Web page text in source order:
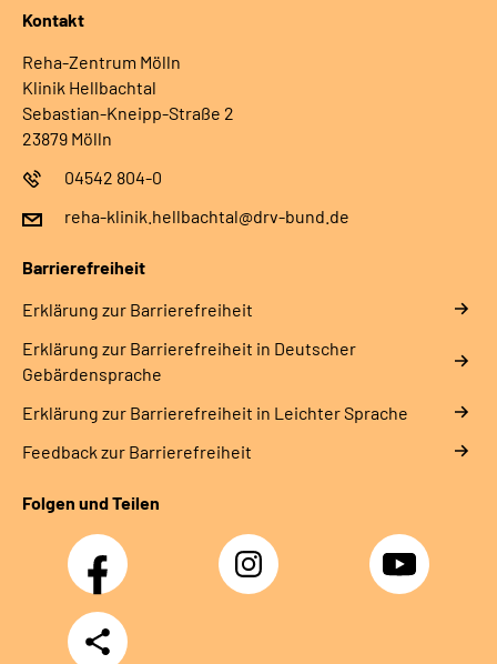
Kontakt
Reha-Zentrum Mölln
Klinik Hellbachtal
Sebastian-Kneipp-Straße 2
23879 Mölln
04542 804-0
reha-klinik.hellbachtal@drv-bund.de
Barrierefreiheit
Erklärung zur Barrierefreiheit
Erklärung zur Barrierefreiheit in Deutscher
Gebärdensprache
Erklärung zur Barrierefreiheit in Leichter Sprache
Feedback zur Barrierefreiheit
Folgen und Teilen
Facebook Instagram YouTube
Teilen